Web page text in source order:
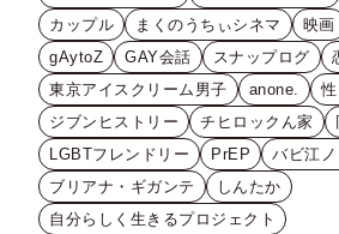
カップル
まくのうちぃシネマ 映画
gAytoZ
GAY会話 スナップログ
東京アイスクリーム男子
anone.
性
ジブンヒストリー
チヒロックん家
LGBTフレンドリー
PrEP
バビ江
ブリアナ・ギガンテ
しんたか
自分らしく生きるプロジェクト